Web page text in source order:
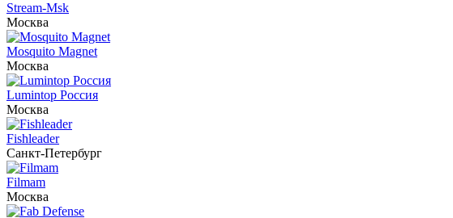
Stream-Msk
Москва
Mosquito Magnet
Москва
Lumintop Россия
Москва
Fishleader
Санкт-Петербург
Filmam
Москва